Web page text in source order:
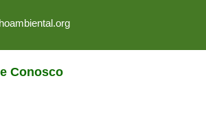
Conosco